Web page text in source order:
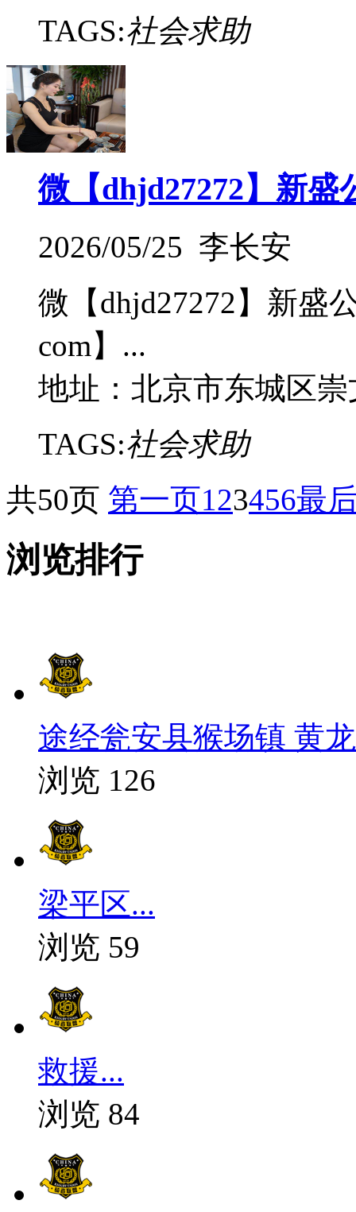
TAGS:社会求助
微【dhjd27272】新
2026/05/25 李长安
微【dhjd27272】新盛
com】...
地址：北京市东城区
TAGS:社会求助
共50页 第一页123456最
浏览排行
途经瓮安县猴场镇 黄
浏览 126
梁平区...
浏览 59
救援...
浏览 84